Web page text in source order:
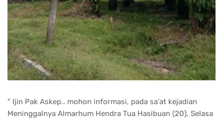
" Ijin Pak Askep.. mohon informasi, pada sa'at kejadian
Meninggalnya Almarhum Hendra Tua Hasibuan (20), Selasa